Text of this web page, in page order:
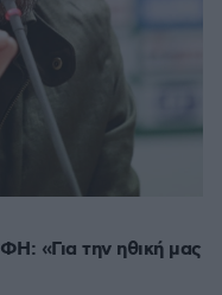
«Για την ηθική μας